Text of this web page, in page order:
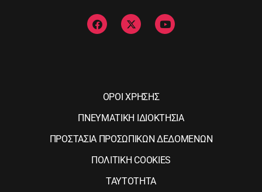
ΟΡΟΙ ΧΡΗΣΗΣ
ΠΝΕΥΜΑΤΙΚΗ ΙΔΙΟΚΤΗΣΙΑ
ΠΡΟΣΤΑΣΙΑ ΠΡΟΣΩΠΙΚΩΝ ΔΕΔΟΜΕΝΩΝ
ΠΟΛΙΤΙΚΗ COOKIES
ΤΑΥΤΟΤΗΤΑ